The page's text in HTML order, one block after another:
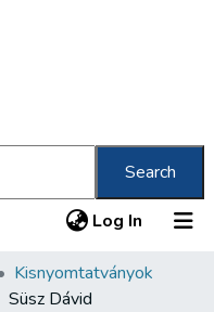
Search
Log In (current)
Kisnyomtatványok
Süsz Dávid